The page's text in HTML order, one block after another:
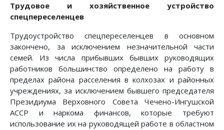
Трудовое и хозяйственное устройство
спецпереселенцев
Трудоустройство спецпереселенцев в основном
закончено, за исключением незначительной части
семей. Из числа прибывших бывших руководящих
работников большинство определено на работу в
пределах района расселения в колхозах и районных
учреждениях, за исключением бывшего председателя
Президиума Верховного Совета Чечено-Ингушской
АССР и наркома финансов, которые требуют
использование их на руководящей работе в областном